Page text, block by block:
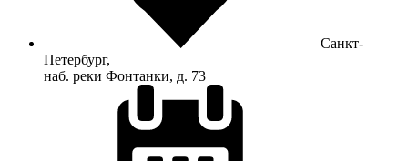
Санкт-
Петербург,
наб. реки Фонтанки, д. 73